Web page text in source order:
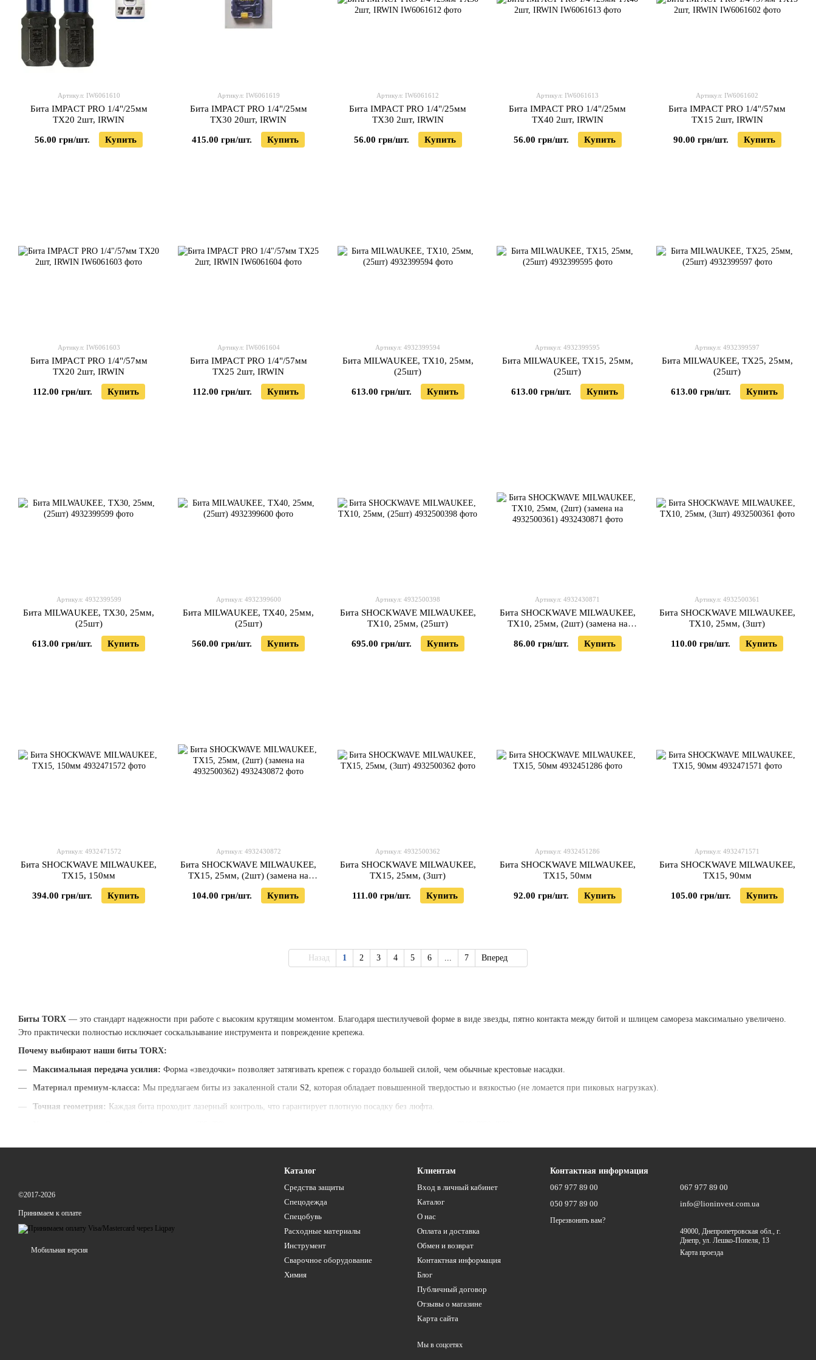
Биты TORX — это стандарт надежности при работе с высоким крутящим моментом. Благодаря шестилучевой форме в виде звезды, пятно контакта между битой и шлицем самореза максимально увеличено.
Это практически полностью исключает соскальзывание инструмента и повреждение крепежа.
Почему выбирают наши биты TORX:
Максимальная передача усилия: Форма «звездочки» позволяет затягивать крепеж с гораздо большей силой, чем обычные крестовые насадки.
Материал премиум-класса: Мы предлагаем биты из закаленной стали S2, которая обладает повышенной твердостью и вязкостью (не ломается при пиковых нагрузках).
Точная геометрия: Каждая бита проходит лазерный контроль, что гарантирует плотную посадку без люфта.
Артикул: IW6061610
Бита IMPACT PRO 1/4"/25мм
TX20 2шт, IRWIN
56.00 грн/шт. Купить
Артикул: IW6061619
Бита IMPACT PRO 1/4"/25мм
TX30 20шт, IRWIN
415.00 грн/шт. Купить
Артикул: IW6061612
Бита IMPACT PRO 1/4"/25мм
TX30 2шт, IRWIN
56.00 грн/шт. Купить
Артикул: IW6061613
Бита IMPACT PRO 1/4"/25мм
TX40 2шт, IRWIN
56.00 грн/шт. Купить
Артикул: IW6061602
Бита IMPACT PRO 1/4"/57мм
TX15 2шт, IRWIN
90.00 грн/шт. Купить
Артикул: IW6061603
Бита IMPACT PRO 1/4"/57мм
TX20 2шт, IRWIN
112.00 грн/шт. Купить
Артикул: IW6061604
Бита IMPACT PRO 1/4"/57мм
TX25 2шт, IRWIN
112.00 грн/шт. Купить
Артикул: 4932399594
Бита MILWAUKEE, TX10, 25мм,
(25шт)
613.00 грн/шт. Купить
Артикул: 4932399595
Бита MILWAUKEE, TX15, 25мм,
(25шт)
613.00 грн/шт. Купить
Артикул: 4932399597
Бита MILWAUKEE, TX25, 25мм,
(25шт)
613.00 грн/шт. Купить
Артикул: 4932399599
Бита MILWAUKEE, TX30, 25мм,
(25шт)
613.00 грн/шт. Купить
Артикул: 4932399600
Бита MILWAUKEE, TX40, 25мм,
(25шт)
560.00 грн/шт. Купить
Артикул: 4932500398
Бита SHOCKWAVE MILWAUKEE,
TX10, 25мм, (25шт)
695.00 грн/шт. Купить
Артикул: 4932430871
Бита SHOCKWAVE MILWAUKEE,
TX10, 25мм, (2шт) (замена на
4932500361)
86.00 грн/шт.
Купить
Артикул: 4932500361
Бита SHOCKWAVE MILWAUKEE,
TX10, 25мм, (3шт)
110.00 грн/шт. Купить
Артикул: 4932471572
Бита SHOCKWAVE MILWAUKEE,
TX15, 150мм
394.00 грн/шт. Купить
Артикул: 4932430872
Бита SHOCKWAVE MILWAUKEE,
TX15, 25мм, (2шт) (замена на
4932500362)
104.00 грн/шт.
Купить
Артикул: 4932500362
Бита SHOCKWAVE MILWAUKEE,
TX15, 25мм, (3шт)
111.00 грн/шт. Купить
Артикул: 4932451286
Бита SHOCKWAVE MILWAUKEE,
TX15, 50мм
92.00 грн/шт. Купить
Артикул: 4932471571
Бита SHOCKWAVE MILWAUKEE,
TX15, 90мм
105.00 грн/шт. Купить
Назад 1 2 3 4 5 6 ... 7 Вперед
©2017-2026
Принимаем к оплате
Мобильная версия
Каталог
Средства защиты
Спецодежда
Спецобувь
Расходные материалы
Инструмент
Сварочное оборудование
Химия
Клиентам
Вход в личный кабинет
Каталог
О нас
Оплата и доставка
Обмен и возврат
Контактная информация
Блог
Публичный договор
Отзывы о магазине
Карта сайта
Мы в соцсетях
Контактная информация
067 977 89 00
050 977 89 00
Перезвонить вам?
067 977 89 00
info@lioninvest.com.ua
49000, Днепропетровская обл., г.
Днепр, ул. Лешко-Попеля, 13
Карта проезда